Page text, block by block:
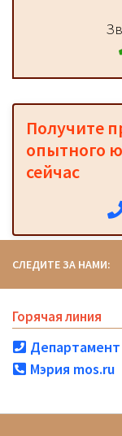
Получите
опытного
сейчас
СЛЕДИТЕ ЗА НАМИ:
Горячая линия
Мэрия mos.ru